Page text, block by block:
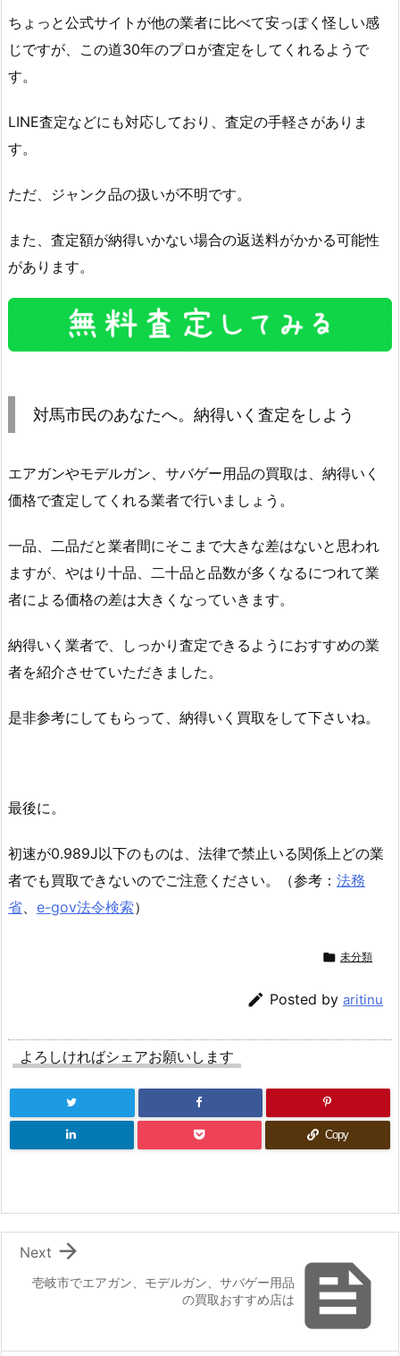
ちょっと公式サイトが他の業者に比べて安っぽく怪しい感
じですが、この道30年のプロが査定をしてくれるようで
す。
LINE査定などにも対応しており、査定の手軽さがありま
す。
ただ、ジャンク品の扱いが不明です。
また、査定額が納得いかない場合の返送料がかかる可能性
があります。
対馬市民のあなたへ。納得いく査定をしよう
エアガンやモデルガン、サバゲー用品の買取は、納得いく
価格で査定してくれる業者で行いましょう。
一品、二品だと業者間にそこまで大きな差はないと思われ
ますが、やはり十品、二十品と品数が多くなるにつれて業
者による価格の差は大きくなっていきます。
納得いく業者で、しっかり査定できるようにおすすめの業
者を紹介させていただきました。
是非参考にしてもらって、納得いく買取をして下さいね。
最後に。
初速が0.989J以下のものは、法律で禁止いる関係上どの業
者でも買取できないのでご注意ください。（参考： 法務
省、 e-gov法令検索）
 未分類
 Posted by aritinu
よろしければシェアお願いします
Copy

壱岐市でエアガン、モデルガン、サバゲー用品
の買取おすすめ店は

Next